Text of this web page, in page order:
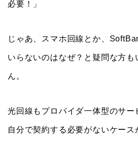
必要！」
じゃあ、スマホ回線とか、
いらないのはなぜ？と疑問な方も
ん。
光回線もプロバイダ一体型のサー
自分で契約する必要がないケース